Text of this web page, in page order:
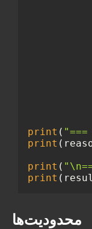
print ( "===
print
print (
print
محدودیت‌ها